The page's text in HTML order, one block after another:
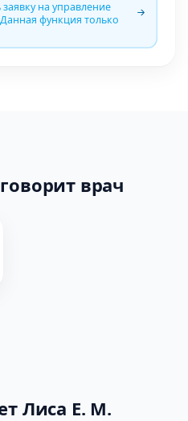
на управление
функция только
врач
Лиса Е. М.